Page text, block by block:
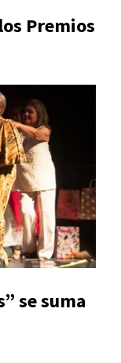
Premios
se suma